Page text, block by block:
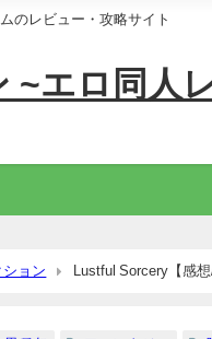
のレビュー・攻略サイト
~エロ同人
ション Lustful Sorcery【感